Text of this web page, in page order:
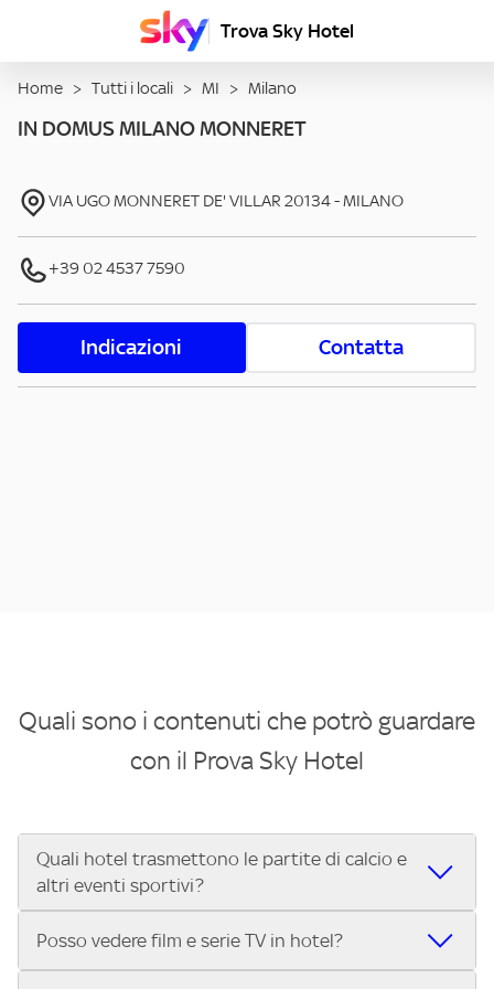
Trova Sky Hotel
Home > Tutti i locali > MI > Milano
IN DOMUS MILANO MONNERET
VIA UGO MONNERET DE' VILLAR 20134-MILANO
+39 02 4537 7590
Indicazioni Contatta
Quali sono i contenuti che potrò guardare
con il Prova Sky Hotel
Quali hotel trasmettono le partite di calcio e
altri eventi sportivi?
Se cerchi un hotel dove poter vedere le partite di Serie A,
Posso vedere film e serie TV in hotel?